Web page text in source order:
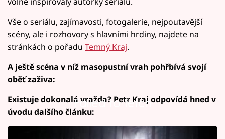
Vše o seriálu, zajímavosti, fotogalerie, nejpoutavější
scény, ale i rozhovory s hlavními hrdiny, najdete na
stránkách o pořadu Temný Kraj.
A ještě scéna v níž masopustní vrah pohřbívá svojí
oběť zaživa:
Failed to fetch
Existuje dokonalá vražda? Petr Kraj odpovídá hned v
úvodu dalšího článku: